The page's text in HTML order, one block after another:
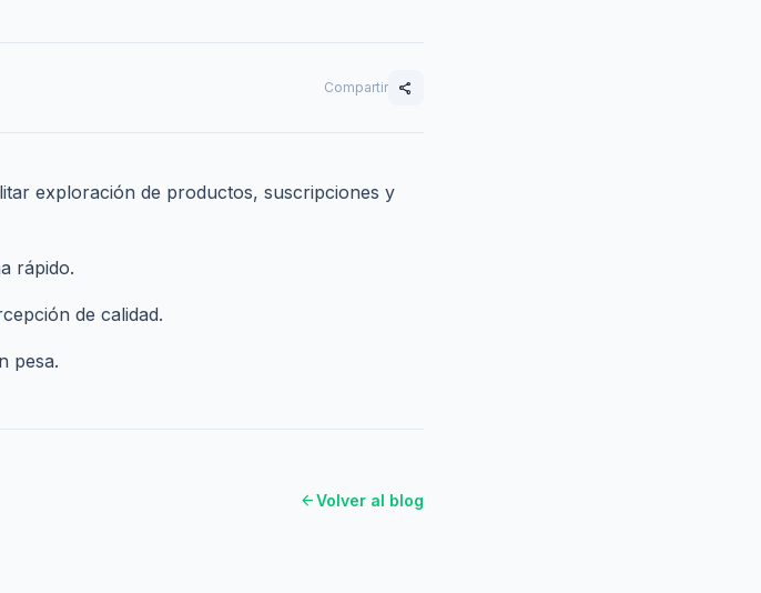
Compartir share
exploración de productos, suscripciones y
rápido.
de calidad.
pesa.
arrow_backVolver al blog